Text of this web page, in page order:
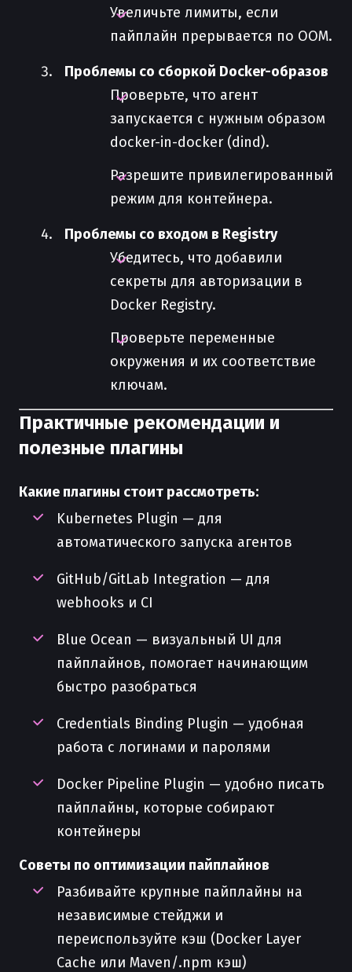
Увеличьте лимиты, если
пайплайн прерывается по OOM.
Проблемы со сборкой Docker-образов
Проверьте, что агент
запускается с нужным образом
docker-in-docker (dind).
Разрешите привилегированный
режим для контейнера.
Проблемы со входом в Registry
Убедитесь, что добавили
секреты для авторизации в
Docker Registry.
Проверьте переменные
окружения и их соответствие
ключам.
Практичные рекомендации и
полезные плагины
Какие плагины стоит рассмотреть:
Kubernetes Plugin — для
автоматического запуска агентов
GitHub/GitLab Integration — для
webhooks и CI
Blue Ocean — визуальный UI для
пайплайнов, помогает начинающим
быстро разобраться
Credentials Binding Plugin — удобная
работа с логинами и паролями
Docker Pipeline Plugin — удобно писать
пайплайны, которые собирают
контейнеры
Советы по оптимизации пайплайнов
Разбивайте крупные пайплайны на
независимые стейджи и
переиспользуйте кэш (Docker Layer
Cache или Maven/.npm кэш)